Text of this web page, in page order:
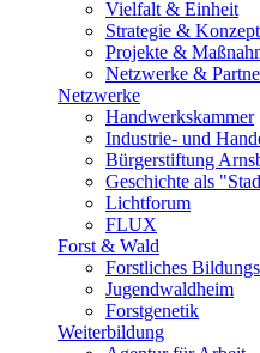
Vielfalt & Einheit
Strategie & Konzept
Projekte &
Netzwerke &
Netzwerke
Handwerkskammer
Industrie- und
Bürgerstiftung
Geschichte als
Lichtforum
FLUX
Forst & Wald
Forstliches
Jugendwaldheim
Forstgenetik
Weiterbildung